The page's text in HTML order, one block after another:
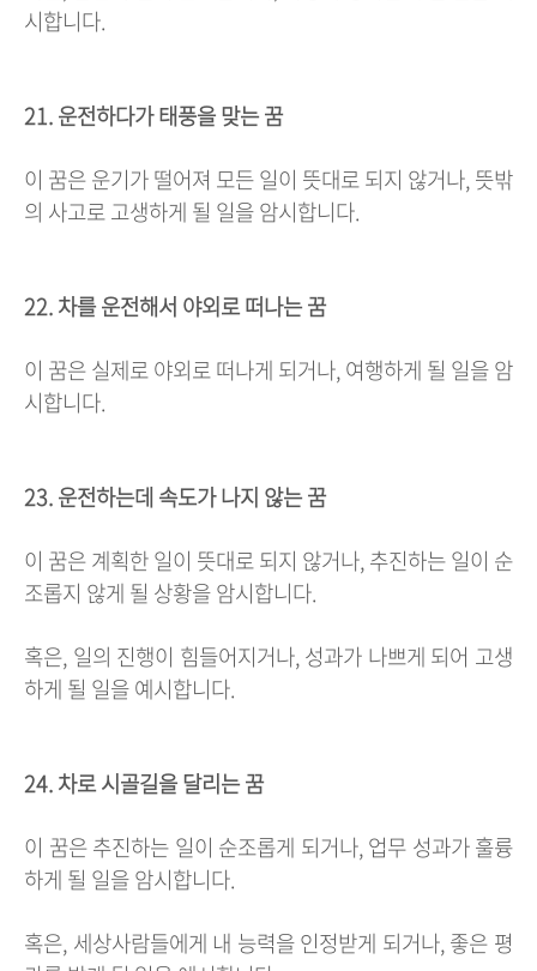
시합니다.
21. 운전하다가 태풍을 맞는 꿈
이 꿈은 운기가 떨어져 모든 일이 뜻대로 되지 않거나, 뜻밖
의 사고로 고생하게 될 일을 암시합니다.
22. 차를 운전해서 야외로 떠나는 꿈
이 꿈은 실제로 야외로 떠나게 되거나, 여행하게 될 일을 암
시합니다.
23. 운전하는데 속도가 나지 않는 꿈
이 꿈은 계획한 일이 뜻대로 되지 않거나, 추진하는 일이 순
조롭지 않게 될 상황을 암시합니다.
혹은, 일의 진행이 힘들어지거나, 성과가 나쁘게 되어 고생
하게 될 일을 예시합니다.
24. 차로 시골길을 달리는 꿈
이 꿈은 추진하는 일이 순조롭게 되거나, 업무 성과가 훌륭
하게 될 일을 암시합니다.
혹은, 세상사람들에게 내 능력을 인정받게 되거나, 좋은 평